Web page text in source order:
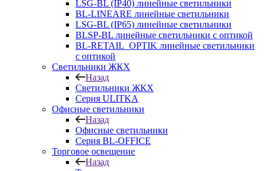
LSG-BL (IP40) линейные светильники
BL-LINEARE линейные светильники
LSG-BL (IP65) линейные светильники
BLSP-BL линейные светильники с оптикой
BL-RETAIL_OPTIK линейные светильники
с оптикой
Светильники ЖКХ
Назад
Светильники ЖКХ
Серия ULITKA
Офисные светильники
Назад
Офисные светильники
Серия BL-OFFICE
Торговое освещение
Назад